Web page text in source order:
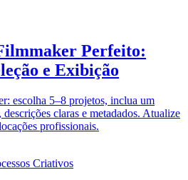
Perfeito:
e Exibição
escolha 5–8 projetos, inclua um
claras e metadados. Atualize
profissionais.
Criativos